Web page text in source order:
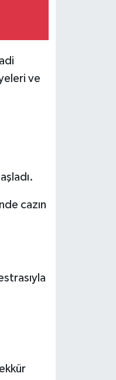
ve
cazın